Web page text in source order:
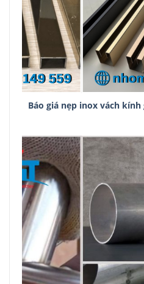
Báo giá nẹp inox vách